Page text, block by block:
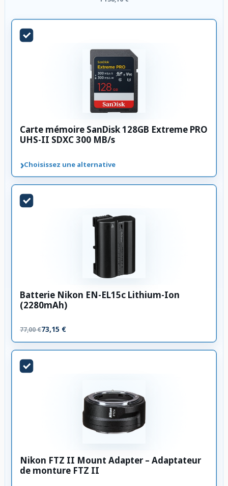
Carte mémoire SanDisk 128GB Extreme PRO
UHS-II SDXC 300 MB/s
›Choisissez une alternative
Batterie Nikon EN-EL15c Lithium-Ion
(2280mAh)
77,00 €73,15 €
Nikon FTZ II Mount Adapter – Adaptateur
de monture FTZ II